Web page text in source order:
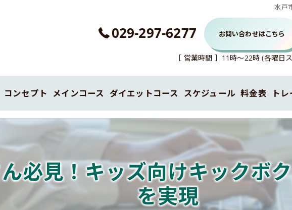
水戸
029-297-6277 お問い合わせはこちら
［ 営業時間 ］11時～22時 (各曜
コンセプト メインコース
キックボクシングコース
ダイエットコース スケジュール 料金表 ト
必見！キッズ向けキックボ
を実現